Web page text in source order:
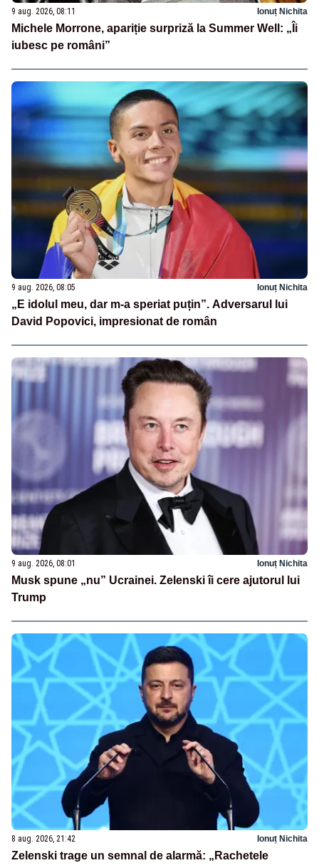
9 aug. 2026, 08:11 Ionuț Nichita
Michele Morrone, apariție surpriză la Summer Well: „Îi
iubesc pe români”
9 aug. 2026, 08:05 Ionuț Nichita
„E idolul meu, dar m-a speriat puțin”. Adversarul lui
David Popovici, impresionat de român
9 aug. 2026, 08:01 Ionuț Nichita
Musk spune „nu” Ucrainei. Zelenski îi cere ajutorul lui
Trump
8 aug. 2026, 21:42 Ionuț Nichita
Zelenski trage un semnal de alarmă: „Rachetele